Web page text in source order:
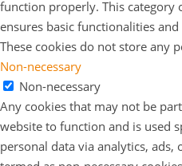
function properly. This category
ensures basic functionalities
These cookies do not store any
Non-necessary
Non-necessary
Any cookies that may not be
website to function and is used
personal data via analytics,